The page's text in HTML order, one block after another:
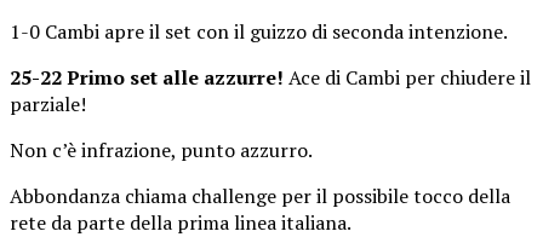
1-0 Cambi apre il set con il guizzo di seconda intenzione.
25-22 Primo set alle azzurre! Ace di Cambi per chiudere il
parziale!
Non c’è infrazione, punto azzurro.
Abbondanza chiama challenge per il possibile tocco della
rete da parte della prima linea italiana.